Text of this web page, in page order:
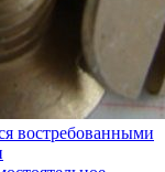
востребованными